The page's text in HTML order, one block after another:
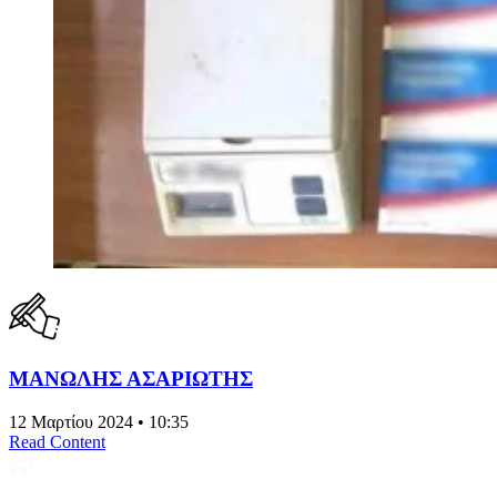
ΜΑΝΩΛΗΣ ΑΣΑΡΙΩΤΗΣ
12 Μαρτίου 2024 • 10:35
Read Content